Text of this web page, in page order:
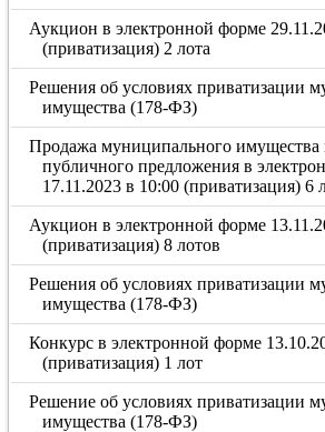
Аукцион в электронной форме
(приватизация) 2 лота
Решения об условиях приватизации
имущества (178-ФЗ)
Продажа муниципального имущества
публичного предложения в
17.11.2023 в 10:00 (приватизация) 6
Аукцион в электронной форме
(приватизация) 8 лотов
Решения об условиях приватизации
имущества (178-ФЗ)
Конкурс в электронной форме
(приватизация) 1 лот
Решение об условиях приватизации
имущества (178-ФЗ)